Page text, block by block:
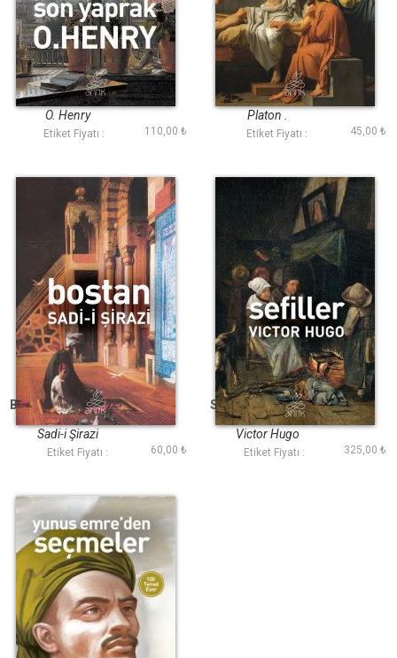
Son Yaprak (Antik
Dünya Klasikleri)
O. Henry
Etiket Fiyatı : 110,00 ₺
Sokratesin
Savunması (Antik
Dünya Klasikleri)
Platon .
Etiket Fiyatı : 45,00 ₺
Bostan (Antik Dünya
Klasikleri)
Sadi-i Şirazi
Etiket Fiyatı : 60,00 ₺
Sefiller (Antik Dünya
Klasikleri)
Victor Hugo
Etiket Fiyatı : 325,00 ₺